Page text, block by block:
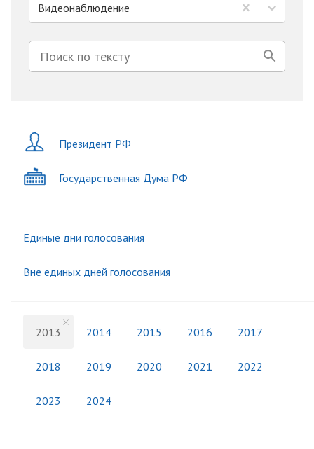
Видеонаблюдение
Президент РФ
Государственная Дума РФ
Единые дни голосования
Вне единых дней голосования
2013 2014 2015 2016 2017
2018 2019 2020 2021 2022
2023 2024